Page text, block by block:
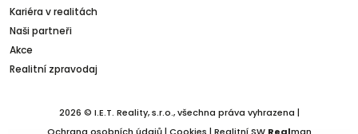
Kariéra v realitách
Naši partneři
Akce
Realitní zpravodaj
2026 © I.E.T. Reality, s.r.o., všechna práva vyhrazena |
Ochrana osobních údajů| Cookies | Realitní SW Realman